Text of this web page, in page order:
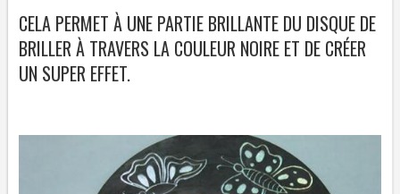
CELA PERMET À UNE PARTIE BRILLANTE DU DISQUE DE
BRILLER À TRAVERS LA COULEUR NOIRE ET DE CRÉER
UN SUPER EFFET.